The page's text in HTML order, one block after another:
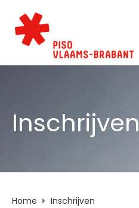
Inschrijven
Home Inschrijven